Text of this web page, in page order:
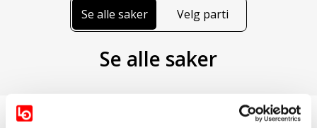
Se alle saker Velg parti
Se alle saker